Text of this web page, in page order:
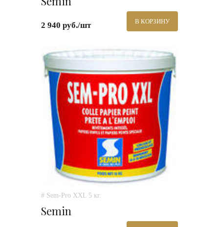
2 940 руб./шт В КОРЗИНУ
# Sem-Pro XXL 5 кг.
Semin